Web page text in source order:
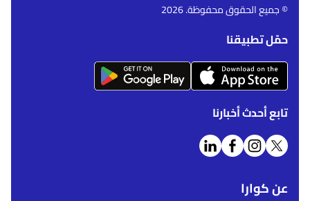
© جميع الحقوق محفوظة. 2026
حمّل تطبيقنا
تابع أحدث أخبارنا
عن كوارا